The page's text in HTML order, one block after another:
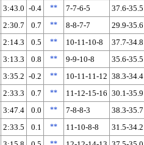
3:43.0 -0.4 ** 7-7-6-5 37.6-35.5
2:30.7 0.7 ** 8-8-7-7 29.9-35.6
2:14.3 0.5 ** 10-11-10-8 37.7-34.8
3:13.3 0.8 ** 9-9-10-8 35.6-35.5
3:35.2 -0.2 ** 10-11-11-12 38.3-34.4
2:33.3 0.7 ** 11-12-15-16 30.1-35.9
3:47.4 0.0 ** 7-8-8-3 38.3-35.7
2:33.5 0.1 ** 11-10-8-8 31.5-34.2